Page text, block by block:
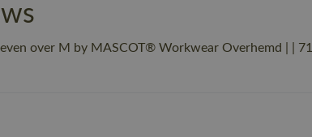
over M by MASCOT® Workwear Overhemd |